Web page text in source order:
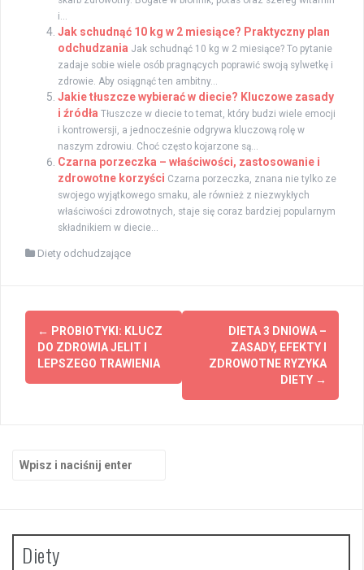
i...
Jak schudnąć 10 kg w 2 miesiące? Praktyczny plan
odchudzania Jak schudnąć 10 kg w 2 miesiące? To pytanie
zadaje sobie wiele osób pragnących poprawić swoją sylwetkę i
zdrowie. Aby osiągnąć ten ambitny...
Jakie tłuszcze wybierać w diecie? Kluczowe zasady
i źródła Tłuszcze w diecie to temat, który budzi wiele emocji
i kontrowersji, a jednocześnie odgrywa kluczową rolę w
naszym zdrowiu. Choć często kojarzone są...
Czarna porzeczka – właściwości, zastosowanie i
zdrowotne korzyści Czarna porzeczka, znana nie tylko ze
swojego wyjątkowego smaku, ale również z niezwykłych
właściwości zdrowotnych, staje się coraz bardziej popularnym
składnikiem w diecie...
Diety odchudzające
Zobacz
wpisy
← PROBIOTYKI: KLUCZ
DO ZDROWIA JELIT I
LEPSZEGO TRAWIENIA
DIETA 3 DNIOWA –
ZASADY, EFEKTY I
ZDROWOTNE RYZYKA
DIETY →
Diety